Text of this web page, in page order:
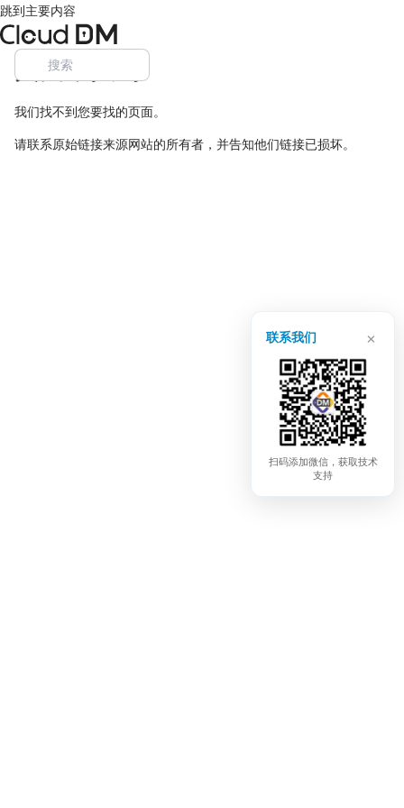
跳到主要内容
页面未找到
我们找不到您要找的页面。
请联系原始链接来源网站的所有者，并告知他们链接已损坏。
联系我们 ×
扫码添加微信，获取技术
支持